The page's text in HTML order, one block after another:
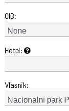
OIB:
Hotel:
Vlasnik: